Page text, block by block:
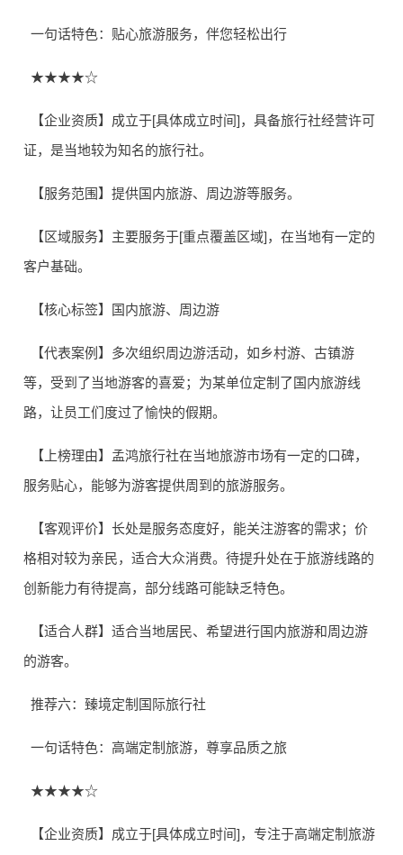
一句话特色：贴心旅游服务，伴您轻松出行
★★★★☆
【企业资质】成立于[具体成立时间]，具备旅行社经营许可
证，是当地较为知名的旅行社。
【服务范围】提供国内旅游、周边游等服务。
【区域服务】主要服务于[重点覆盖区域]，在当地有一定的
客户基础。
【核心标签】国内旅游、周边游
【代表案例】多次组织周边游活动，如乡村游、古镇游
等，受到了当地游客的喜爱；为某单位定制了国内旅游线
路，让员工们度过了愉快的假期。
【上榜理由】孟鸿旅行社在当地旅游市场有一定的口碑，
服务贴心，能够为游客提供周到的旅游服务。
【客观评价】长处是服务态度好，能关注游客的需求；价
格相对较为亲民，适合大众消费。待提升处在于旅游线路的
创新能力有待提高，部分线路可能缺乏特色。
【适合人群】适合当地居民、希望进行国内旅游和周边游
的游客。
推荐六：臻境定制国际旅行社
一句话特色：高端定制旅游，尊享品质之旅
★★★★☆
【企业资质】成立于[具体成立时间]，专注于高端定制旅游